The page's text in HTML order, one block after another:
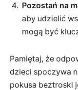
Pozostań na
aby udzielić
mogą być
Pamiętaj, że
dzieci spoczywa
pokusa beztroski